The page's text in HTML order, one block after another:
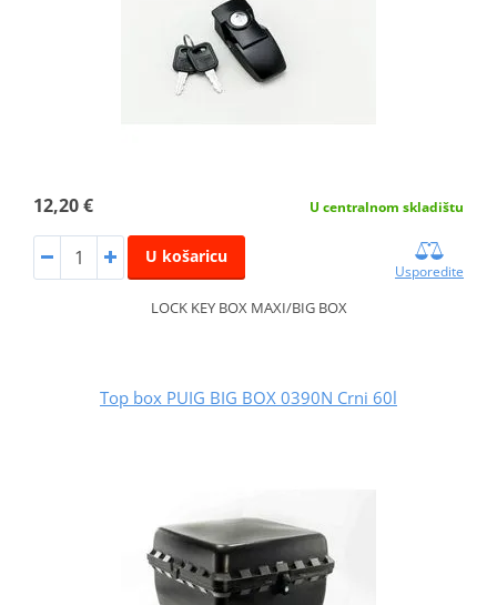
12,20 € U centralnom skladištu
U košaricu
Usporedite
LOCK KEY BOX MAXI/BIG BOX
Top box PUIG BIG BOX 0390N Crni 60l